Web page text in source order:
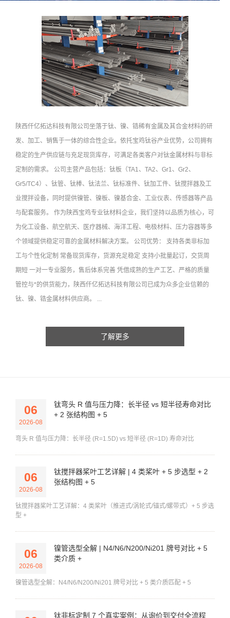
陕西仟亿拓达科技有限公司坐落于钛、镍、锆稀有金属及其合金材料的研
发、加工、销售于一体的综合性企业。依托宝鸡钛谷产业优势，公司拥有
稳定的生产供应链与充足现货库存，可满足各类客户对钛金属材料与非标
定制的需求。 公司主营产品包括：钛板（TA1、TA2、Gr1、Gr2、
Gr5/TC4）、钛管、钛棒、钛法兰、钛标准件、钛加工件、钛搅拌器及工
业搅拌设备，同时提供镍管、镍板、镍基合金、工业仪表、传感器等产品
与配套服务。 作为陕西宝鸡专业钛材料企业，我们坚持以品质为核心，可
为化工设备、航空航天、医疗器械、海洋工程、电极材料、压力容器等多
个领域提供稳定可靠的金属材料解决方案。 公司优势： 支持各类非标加
工与个性化定制 常备现货库存，货源充足稳定 支持小批量起订，交货周
期短 一对一专业服务，售后体系完善 凭借成熟的生产工艺、严格的质量
管控与*的供货能力，陕西仟亿拓达科技有限公司已成为众多企业信赖的
钛、镍、锆金属材料供应商。 ...
了解更多
06
2026-08
钛弯头 R 值与压力降：长半径 vs 短半径寿命对比
+ 2 张结构图 + 5
弯头 R 值与压力降：长半径 (R=1.5D) vs 短半径 (R=1D) 寿命对比
06
2026-08
钛搅拌器桨叶工艺详解 | 4 类桨叶 + 5 步选型 + 2
张结构图 + 5
钛搅拌器桨叶工艺详解：4 类桨叶（推进式/涡轮式/锚式/螺带式）+ 5 步选
型 +
06
2026-08
镍管选型全解 | N4/N6/N200/Ni201 牌号对比 + 5
类介质 +
镍管选型全解：N4/N6/N200/Ni201 牌号对比 + 5 类介质匹配 + 5
钛非标定制 7 个真实案例：从询价到交付全流程